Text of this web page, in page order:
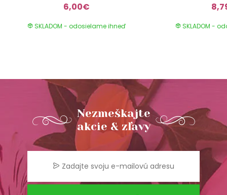
6,00€
SKLADOM - odosielame ihneď SKLADOM -
Nezmeškajte
akcie & zľavy